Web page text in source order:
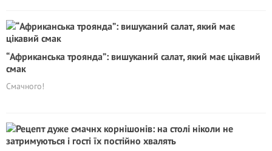
“Африканська троянда”: вишуканий салат, який має цікавий
смак
Смачного!